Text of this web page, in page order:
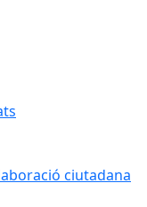
ciutadana